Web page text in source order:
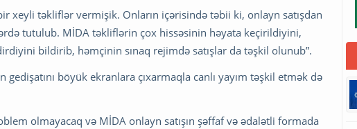
xeyli təkliflər vermişik. Onların içərisində təbii ki, onlayn satışdan
tutulub. MİDA təkliflərin çox hissəsinin həyata keçirildiyini,
bildirib, həmçinin sınaq rejimdə satışlar da təşkil olunub”.
böyük ekranlara çıxarmaqla canlı yayım təşkil etmək də
olmayacaq və MİDA onlayn satışın şəffaf və ədalətli formada